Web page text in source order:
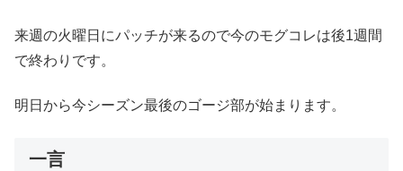
来週の火曜日にパッチが来るので今のモグコレは後1週間
で終わりです。
明日から今シーズン最後のゴージ部が始まります。
一言